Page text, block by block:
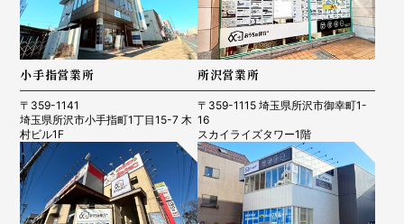
小手指営業所
〒359-1141
埼玉県所沢市小手指町1丁目15-7 木
村ビル1F
所沢営業所
〒359-1115 埼玉県所沢市御幸町1-
16
スカイライズタワー1階